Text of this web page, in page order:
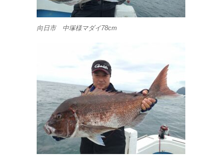
向日市 中塚様マダイ78cm